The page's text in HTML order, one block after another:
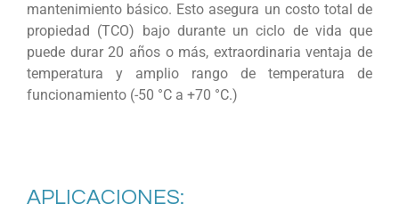
mantenimiento básico. Esto asegura un costo total de
propiedad (TCO) bajo durante un ciclo de vida que
puede durar 20 años o más, extraordinaria ventaja de
temperatura y amplio rango de temperatura de
funcionamiento (-50 °C a +70 °C.)
APLICACIONES: